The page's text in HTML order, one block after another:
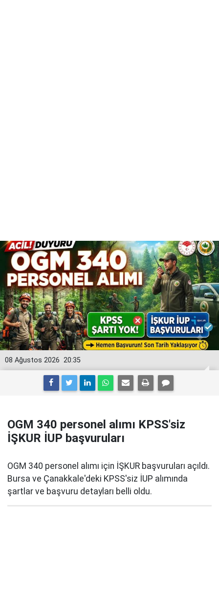
20:35
08 Ağustos 2026
OGM 340 personel alımı KPSS'siz
İŞKUR İUP başvuruları
OGM 340 personel alımı için İŞKUR başvuruları açıldı.
Bursa ve Çanakkale'deki KPSS'siz İUP alımında
şartlar ve başvuru detayları belli oldu.